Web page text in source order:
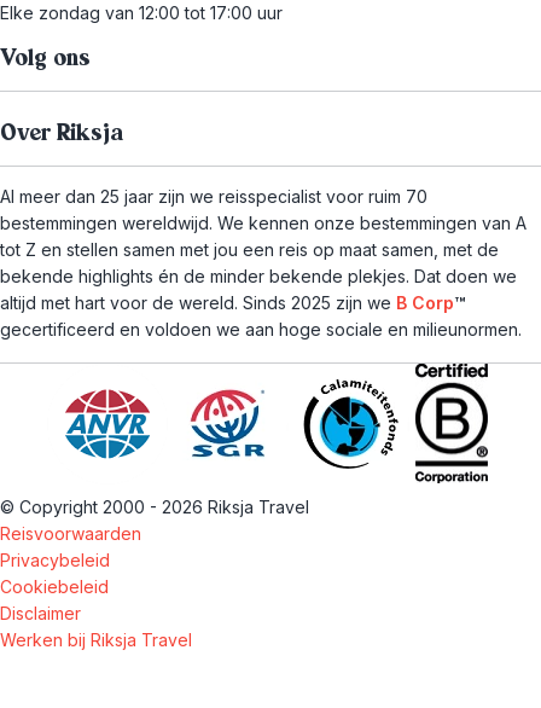
Elke zondag van 12:00 tot 17:00 uur
Volg ons
Over Riksja
Al meer dan 25 jaar zijn we reisspecialist voor ruim 70
bestemmingen wereldwijd. We kennen onze bestemmingen van A
tot Z en stellen samen met jou een reis op maat samen, met de
bekende highlights én de minder bekende plekjes. Dat doen we
altijd met hart voor de wereld. Sinds 2025 zijn we B Corp™
gecertificeerd en voldoen we aan hoge sociale en milieunormen.
© Copyright 2000 - 2026 Riksja Travel
Reisvoorwaarden
Privacybeleid
Cookiebeleid
Disclaimer
Werken bij Riksja Travel